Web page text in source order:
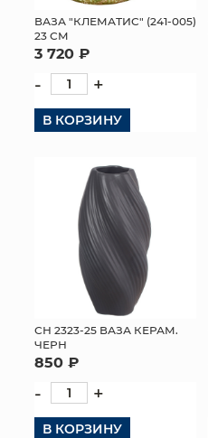
ВАЗА "КЛЕМАТИС" (241-005)
23 СМ
3 720 ₽
- +
В КОРЗИНУ
СН 2323-25 ВАЗА КЕРАМ.
ЧЕРН
850 ₽
- +
В КОРЗИНУ